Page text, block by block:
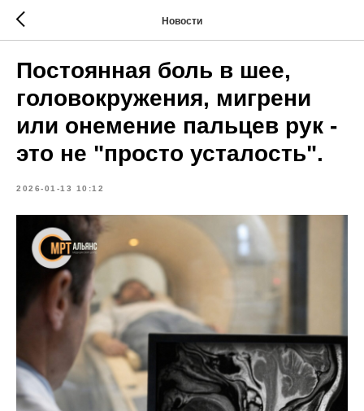
Новости
Постоянная боль в шее,
головокружения, мигрени
или онемение пальцев рук -
это не "просто усталость".
2026-01-13 10:12